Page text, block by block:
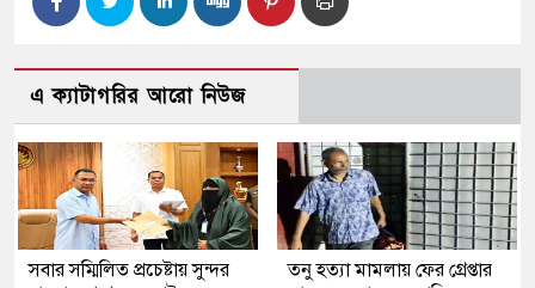
এ ক্যাটাগরির আরো নিউজ
সবার সম্মিলিত প্রচেষ্টায় সুন্দর
তনু হত্যা মামলায় ফের গ্রেপ্তার